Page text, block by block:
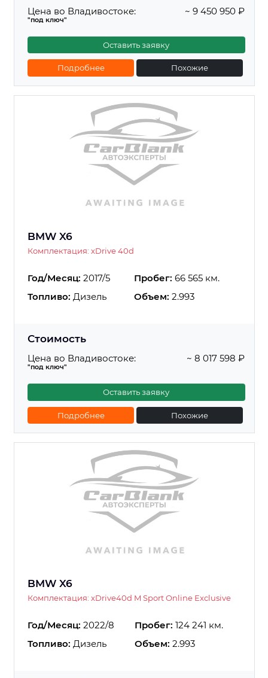
Цена во Владивостоке:
"под ключ"
~ 9 450 950 ₽
Оставить заявку
Подробнее Похожие
BMW X6
Комплектация: xDrive 40d
Год/Месяц: 2017/5 Пробег: 66 565 км.
Топливо: Дизель Объем: 2.993
Стоимость
Цена во Владивостоке:
"под ключ"
~ 8 017 598 ₽
Оставить заявку
Подробнее Похожие
BMW X6
Комплектация: xDrive40d M Sport Online Exclusive
Год/Месяц: 2022/8 Пробег: 124 241 км.
Топливо: Дизель Объем: 2.993